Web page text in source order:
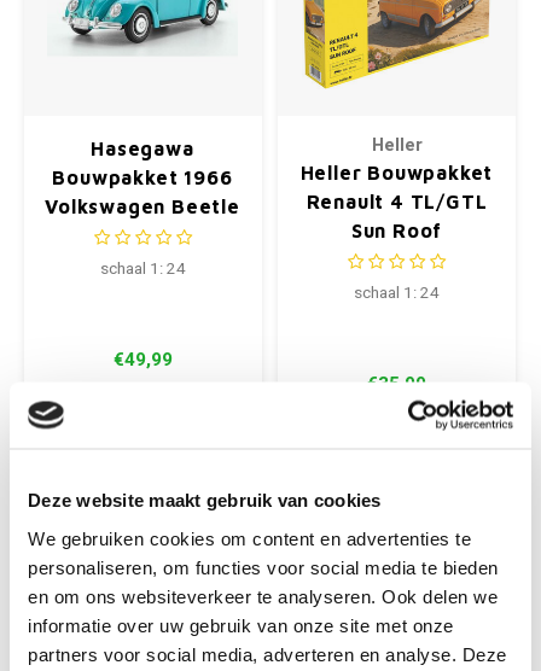
Deze website maakt gebruik van cookies
We gebruiken cookies om content en advertenties te
personaliseren, om functies voor social media te bieden
en om ons websiteverkeer te analyseren. Ook delen we
informatie over uw gebruik van onze site met onze
partners voor social media, adverteren en analyse. Deze
Hasegawa
Bouwpakket 1966
Volkswagen Beetle
Type 1
schaal 1: 24
€49,99
Heller
Heller Bouwpakket
Renault 4 TL/GTL
Sun Roof
schaal 1: 24
€35,99
+